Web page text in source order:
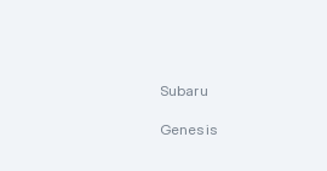
Subaru
Genesis